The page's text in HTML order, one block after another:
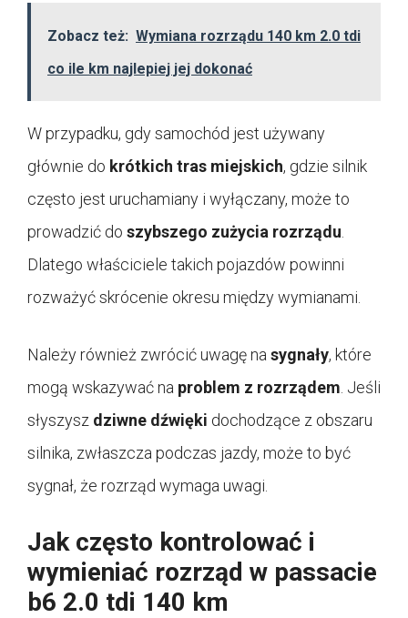
Zobacz też: Wymiana rozrządu 140 km 2.0 tdi
co ile km najlepiej jej dokonać
W przypadku, gdy samochód jest używany
głównie do krótkich tras miejskich, gdzie silnik
często jest uruchamiany i wyłączany, może to
prowadzić do szybszego zużycia rozrządu
Dlatego właściciele takich pojazdów powinni
rozważyć skrócenie okresu między wymianami.
Należy również zwrócić uwagę na sygnały, które
mogą wskazywać na problem z rozrządem . Jeśli
słyszysz dziwne dźwięki dochodzące z obszaru
silnika, zwłaszcza podczas jazdy, może to być
sygnał, że rozrząd wymaga uwagi.
Jak często kontrolować i
wymieniać rozrząd w passacie
b6 2.0 tdi 140 km